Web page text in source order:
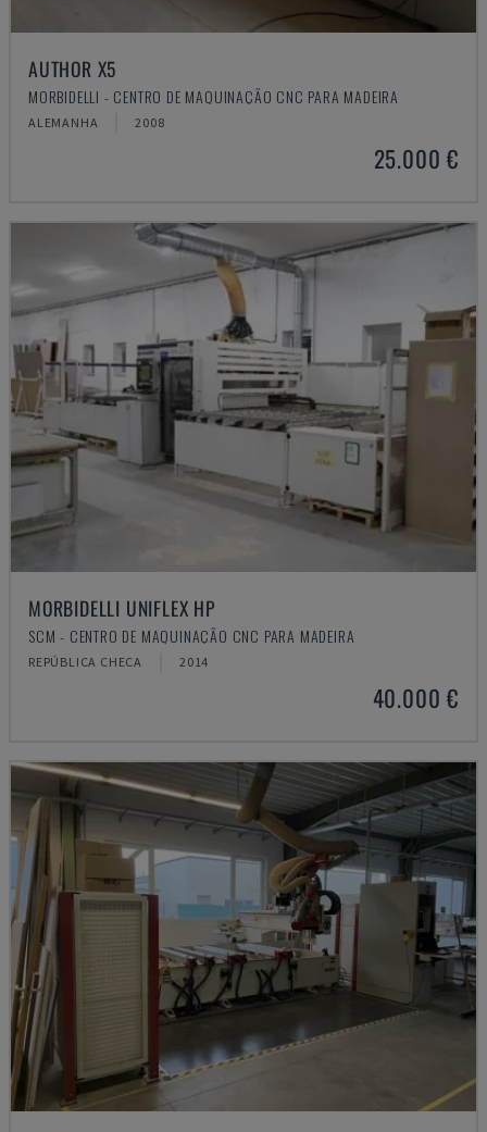
AUTHOR X5
MORBIDELLI - CENTRO DE MAQUINAÇÃO CNC PARA MADEIRA
ALEMANHA 2008
25.000 €
MORBIDELLI UNIFLEX HP
SCM - CENTRO DE MAQUINAÇÃO CNC PARA MADEIRA
REPÚBLICA CHECA 2014
40.000 €